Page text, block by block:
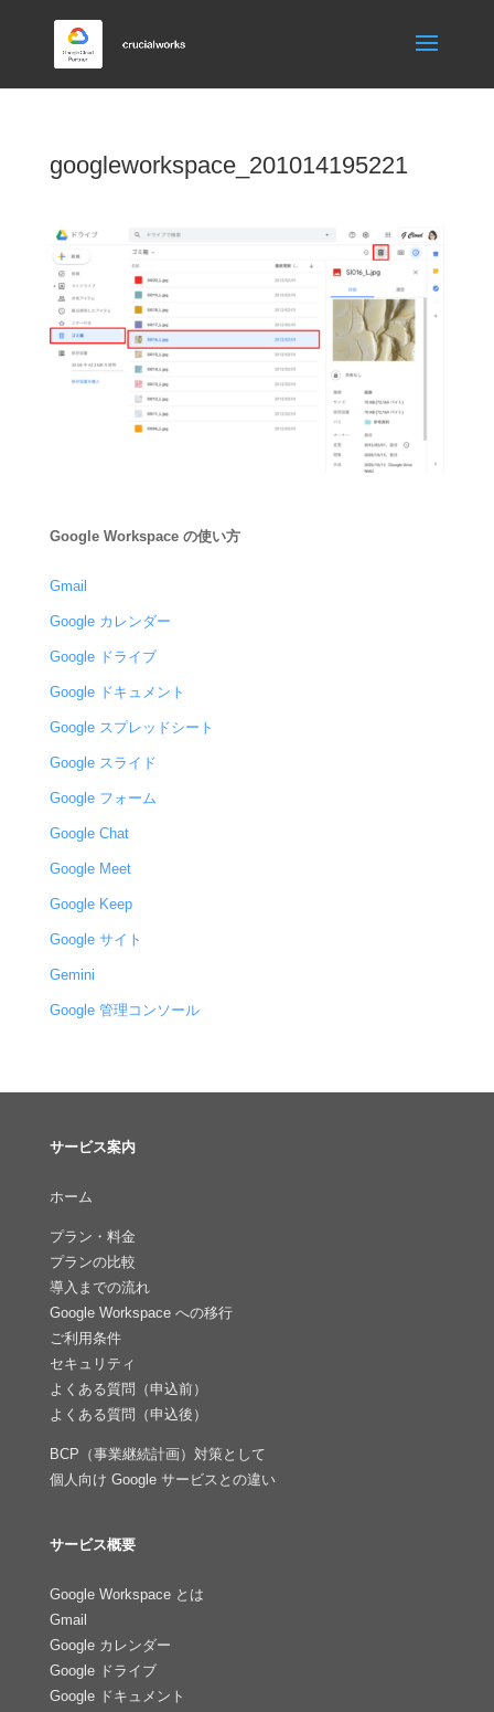
googleworkspace_201014195221
Google Workspace の使い方
Gmail
Google カレンダー
Google ドライブ
Google ドキュメント
Google スプレッドシート
Google スライド
Google フォーム
Google Chat
Google Meet
Google Keep
Google サイト
Gemini
Google 管理コンソール
サービス案内
ホーム
プラン・料金
プランの比較
導入までの流れ
Google Workspace への移行
ご利用条件
セキュリティ
よくある質問（申込前）
よくある質問（申込後）
BCP（事業継続計画）対策として
個人向け Google サービスとの違い
サービス概要
Google Workspace とは
Gmail
Google カレンダー
Google ドライブ
Google ドキュメント